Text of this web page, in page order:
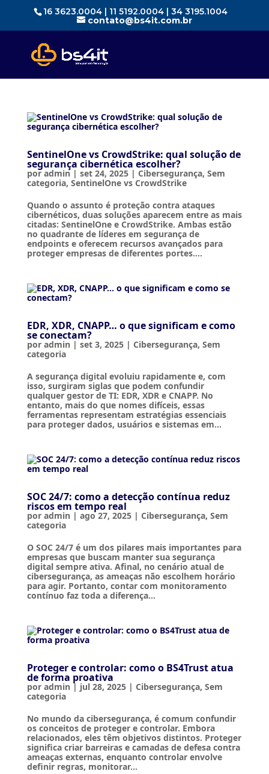
16 3623.0004 | 11 5192.0004 | 34 3195.1004
contato@bs4it.com.br
SentinelOne vs CrowdStrike: qual solução de
segurança cibernética escolher?
poradmin| set 24, 2025| Cibersegurança, Sem
categoria, SentinelOne vs CrowdStrike
Quando o assunto é proteção contra ataques
cibernéticos, duas soluções aparecem entre as mais
citadas: SentinelOne e CrowdStrike. Ambas estão
no quadrante de líderes em segurança de
endpoints e oferecem recursos avançados para
proteger empresas de diferentes portes....
EDR, XDR, CNAPP… o que significam e como
se conectam?
por admin | set 3, 2025| Cibersegurança, Sem
categoria
A segurança digital evoluiu rapidamente e, com
isso, surgiram siglas que podem confundir
qualquer gestor de TI: EDR, XDR e CNAPP. No
entanto, mais do que nomes difíceis, essas
ferramentas representam estratégias essenciais
para proteger dados, usuários e sistemas em...
SOC 24/7: como a detecção contínua reduz
riscos em tempo real
por admin | ago 27, 2025| Cibersegurança, Sem
categoria
O SOC 24/7 é um dos pilares mais importantes para
empresas que buscam manter sua segurança
digital sempre ativa. Afinal, no cenário atual de
cibersegurança, as ameaças não escolhem horário
para agir. Portanto, contar com monitoramento
contínuo faz toda a diferença...
Proteger e controlar: como o BS4Trust atua
de forma proativa
por admin | jul 28, 2025| Cibersegurança, Sem
categoria
No mundo da cibersegurança, é comum confundir
os conceitos de proteger e controlar. Embora
relacionados, eles têm objetivos distintos. Proteger
significa criar barreiras e camadas de defesa contra
ameaças externas, enquanto controlar envolve
definir regras, monitorar...